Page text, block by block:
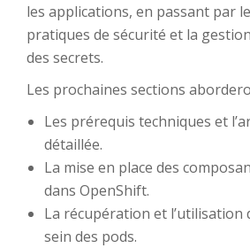
les applications, en passant par
pratiques de sécurité et la
des secrets.
Les prochaines sections
Les prérequis techniques et
détaillée.
La mise en place des
dans OpenShift.
La récupération et l’utilisation
sein des pods.